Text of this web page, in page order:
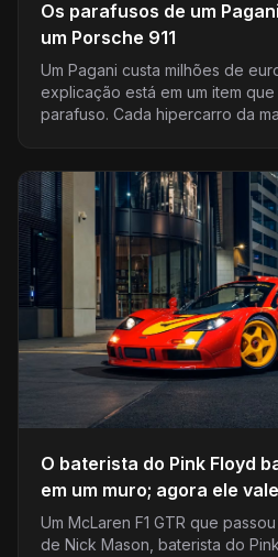
Os parafusos de um
um Porsche 911
Um Pagani custa milhões de
explicação está em um item
parafuso. Cada hipercarro da
O baterista do Pink Floyd
em um muro; agora ele
Um McLaren F1 GTR que
de Nick Mason, baterista do